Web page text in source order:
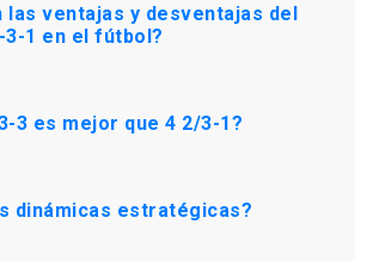
las ventajas y desventajas del
1 en el fútbol?
3 es mejor que 4 2/3-1?
dinámicas estratégicas?